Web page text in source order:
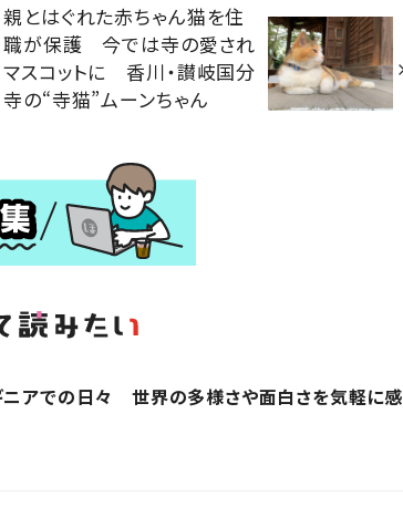
親とはぐれた赤ちゃん猫を住
職が保護 今では寺の愛され
マスコットに 香川・讃岐国分
寺の“寺猫”ムーンちゃん
ニアでの日々 世界の多様さや面白さを気軽に感